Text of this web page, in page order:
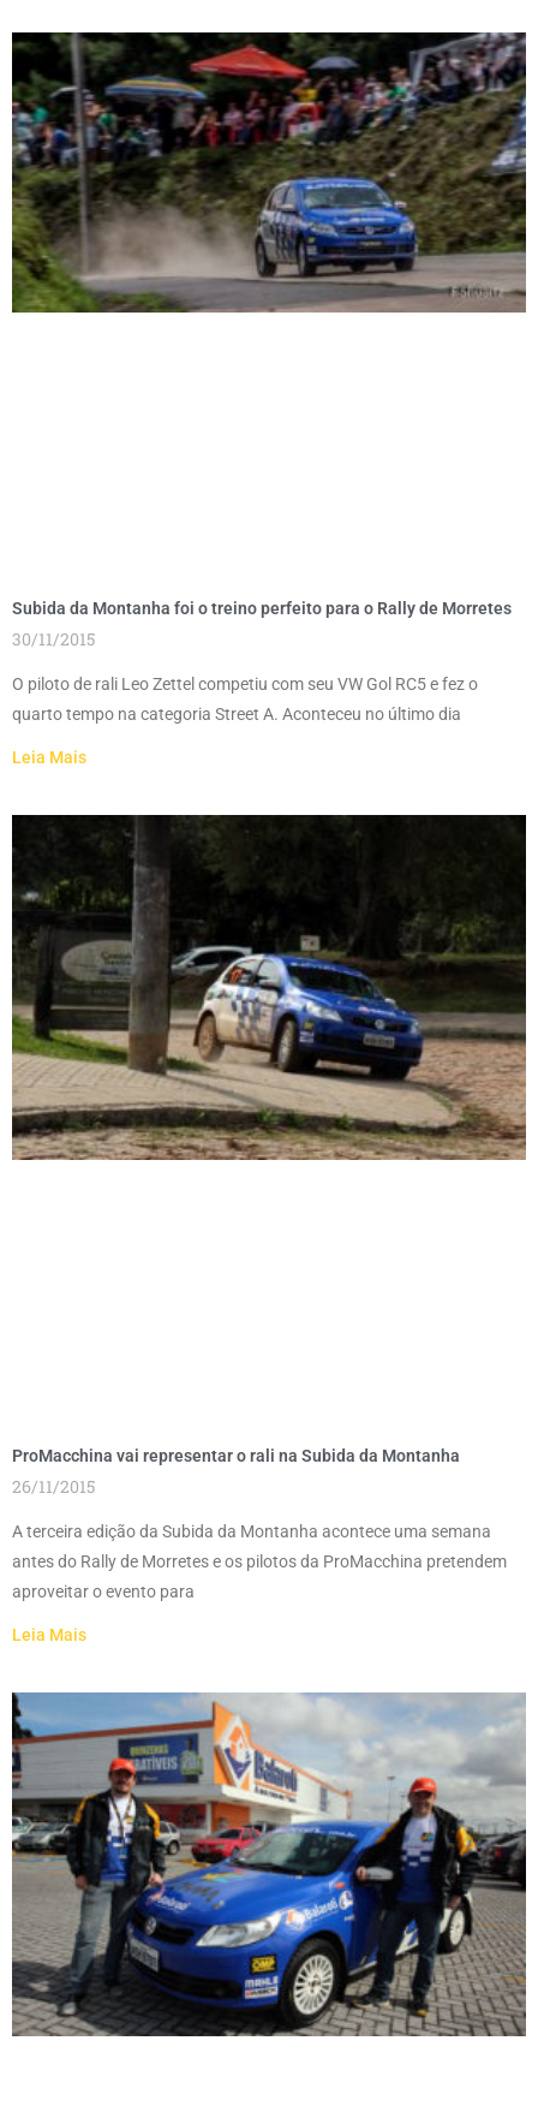
Subida da Montanha foi o treino perfeito para o Rally de Morretes
30/11/2015
O piloto de rali Leo Zettel competiu com seu VW Gol RC5 e fez o
quarto tempo na categoria Street A. Aconteceu no último dia
Leia Mais
ProMacchina vai representar o rali na Subida da Montanha
26/11/2015
A terceira edição da Subida da Montanha acontece uma semana
antes do Rally de Morretes e os pilotos da ProMacchina pretendem
aproveitar o evento para
Leia Mais